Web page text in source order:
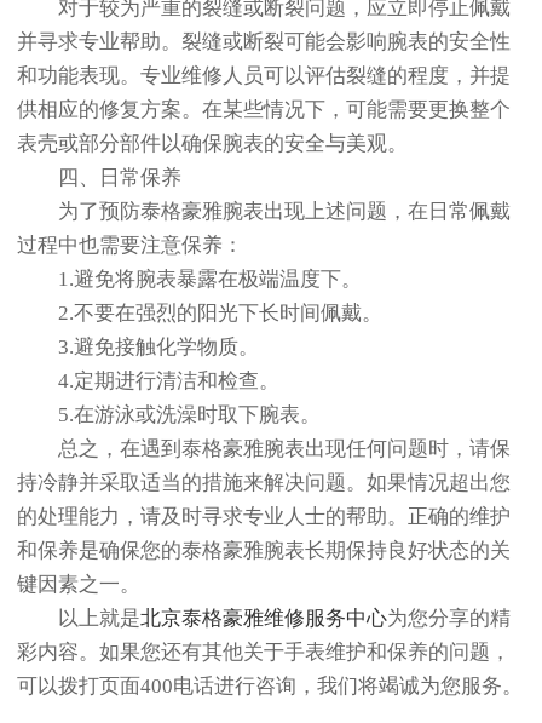
对于较为严重的裂缝或断裂问题，应立即停止佩戴
并寻求专业帮助。裂缝或断裂可能会影响腕表的安全性
和功能表现。专业维修人员可以评估裂缝的程度，并提
供相应的修复方案。在某些情况下，可能需要更换整个
表壳或部分部件以确保腕表的安全与美观。
四、日常保养
为了预防泰格豪雅腕表出现上述问题，在日常佩戴
过程中也需要注意保养：
1.避免将腕表暴露在极端温度下。
2.不要在强烈的阳光下长时间佩戴。
3.避免接触化学物质。
4.定期进行清洁和检查。
5.在游泳或洗澡时取下腕表。
总之，在遇到泰格豪雅腕表出现任何问题时，请保
持冷静并采取适当的措施来解决问题。如果情况超出您
的处理能力，请及时寻求专业人士的帮助。正确的维护
和保养是确保您的泰格豪雅腕表长期保持良好状态的关
键因素之一。
以上就是北京泰格豪雅维修服务中心为您分享的精
彩内容。如果您还有其他关于手表维护和保养的问题，
可以拨打页面400电话进行咨询，我们将竭诚为您服务。